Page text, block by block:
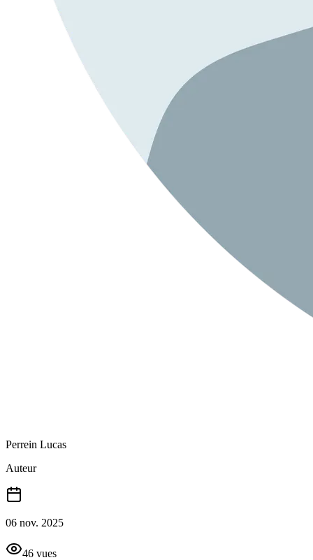
Perrein Lucas
Auteur
06 nov. 2025
46 vues